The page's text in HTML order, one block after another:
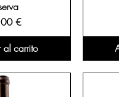
estructurada y
y amantes del
de 1992 para
€
al carrito